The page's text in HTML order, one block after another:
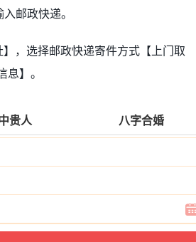
邮政快递。
，选择邮政快递寄件方式【上门取
】。
贵人 八字合婚